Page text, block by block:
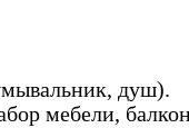
душ).
мебели,